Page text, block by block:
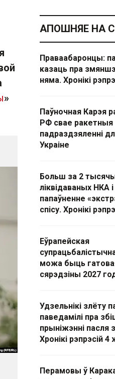
»
АПОШНЯЕ НА
Праваабаронцы:
казаць пра
няма. Хронікі
Паўночная Карэя
РФ свае ракетныя
падраздзяленні
Украіне
Больш за 2
ліквідаваных НКА
папаўненне
спісу. Хронікі
Еўрапейская
можа быць
сярэдзіны 2027
Удзельнікі злёту
паведамілі пра
прыніжэнні пасля
Хронікі рэпрэсій 4
Перамовы ў